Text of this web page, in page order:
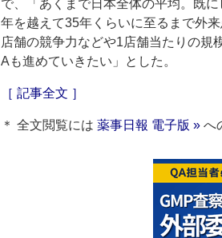
で、「あくまで日本全体の平均。既
年を越えて35年くらいに至るまで外
店舗の競争力などや1店舗当たりの規
Aも進めていきたい」とした。
［ 記事全文 ］
＊ 全文閲覧には 薬事日報 電子版 » へ